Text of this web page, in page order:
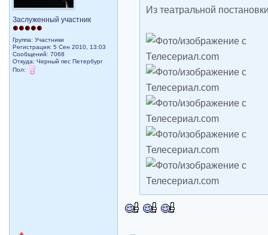
Заслуженный участник
Группа: Участники
Регистрация: 5 Сен 2010, 13:03
Сообщений: 7068
Откуда: Черный пес Петербург
Пол:
Из театральной